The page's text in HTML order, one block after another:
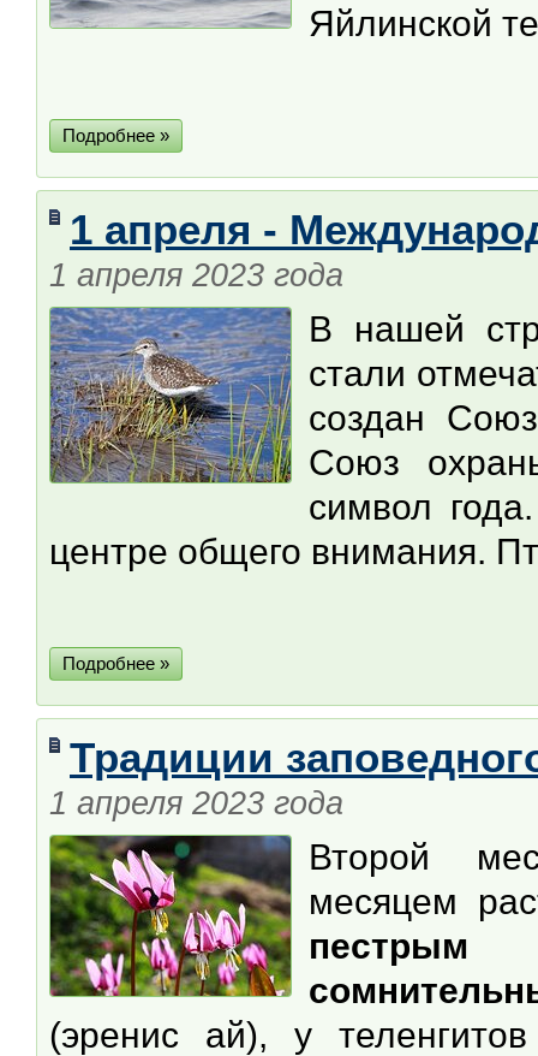
Яйлинской
Подробнее »
1 апреля -
1 апреля 2023 года
В нашей
стали
создан
Союз
символ
центре общего внимания.
Подробнее »
Традиции
1 апреля 2023 года
Второй
месяцем
пестрым
(эренис ай), у